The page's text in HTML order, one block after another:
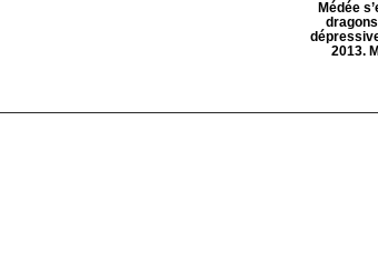
Médée
2013.